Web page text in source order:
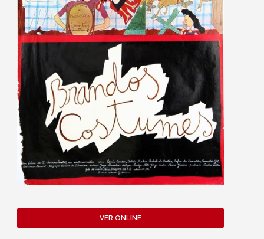
VER ONLINE